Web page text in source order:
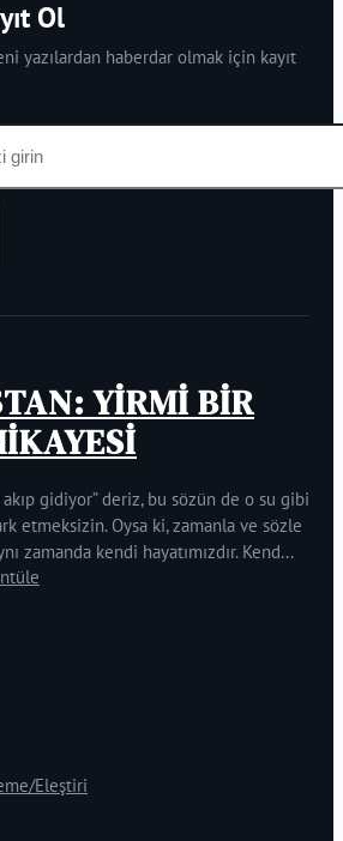
Ol
yazılardan haberdar olmak için kayıt
YİRMİ BİR
gidiyor” deriz, bu sözün de o su gibi
etmeksizin. Oysa ki, zamanla ve sözle
zamanda kendi hayatımızdır. Kend...
Eleştiri